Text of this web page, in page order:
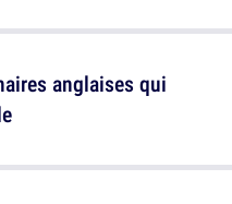
anglaises qui